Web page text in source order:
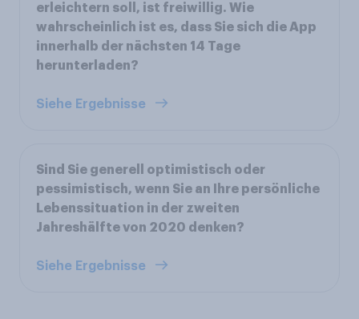
erleichtern soll, ist freiwillig. Wie
wahrscheinlich ist es, dass Sie sich die App
innerhalb der nächsten 14 Tage
herunterladen?
Siehe Ergebnisse
Sind Sie generell optimistisch oder
pessimistisch, wenn Sie an Ihre persönliche
Lebenssituation in der zweiten
Jahreshälfte von 2020 denken?
Siehe Ergebnisse